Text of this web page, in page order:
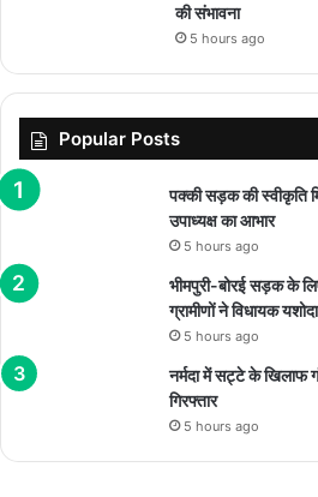
की संभावना
5 hours ago
Popular Posts
पक्की सड़क की स्वीकृति
उपाध्यक्ष का आभार
5 hours ago
भीमपुरी-बोरई सड़क के
ग्रामीणों ने विधायक
5 hours ago
नर्मदा में सट्टे के खिलाफ
गिरफ्तार
5 hours ago